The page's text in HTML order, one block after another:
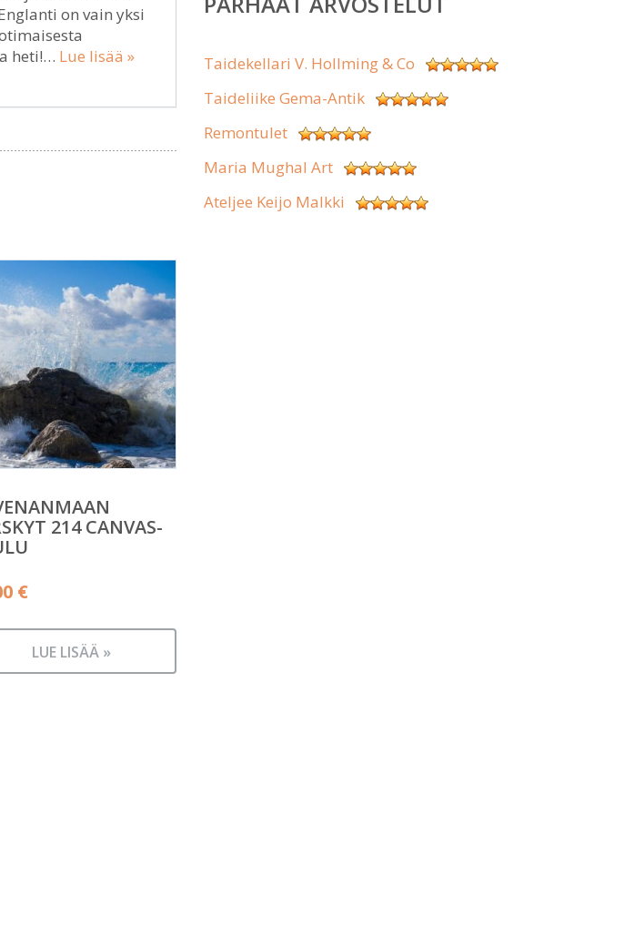
on vain yksi
heti!… Lue lisää »
214 CANVAS-
€
LUE LISÄÄ »
Taidekellari V. Hollming & Co
Taideliike Gema-Antik
Remontulet
Maria Mughal Art
Ateljee Keijo Malkki